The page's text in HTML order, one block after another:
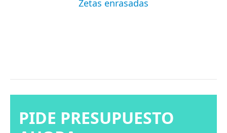
Zetas enrasadas
PIDE PRESUPUESTO